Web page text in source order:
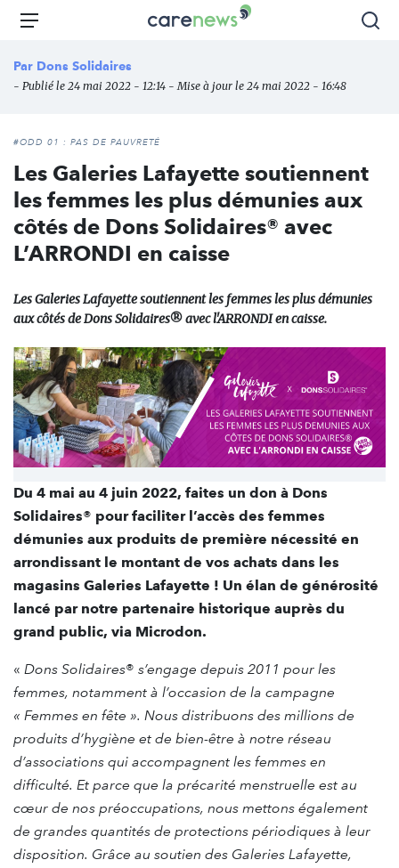
Aller
principal
Carenews,
des
l'engagement
Menu
Par Dons Solidaires
- Publié le 24 mai 2022 - 12:14 - Mise à jour le 24 mai 2022 - 16:48
#ODD 01 : PAS DE PAUVRETÉ
Les Galeries Lafayette soutiennent
les femmes les plus démunies aux
côtés de Dons Solidaires® avec
L’ARRONDI en caisse
Les Galeries Lafayette soutiennent les femmes les plus démunies
aux côtés de Dons Solidaires® avec l'ARRONDI en caisse.
Du 4 mai au 4 juin 2022, faites un don à Dons
Solidaires® pour faciliter l’accès des femmes
démunies aux produits de première nécessité en
arrondissant le montant de vos achats dans les
magasins Galeries Lafayette ! Un élan de générosité
lancé par notre partenaire historique auprès du
grand public, via Microdon.
« Dons Solidaires® s’engage depuis 2011 pour les
femmes, notamment à l’occasion de la campagne
« Femmes en fête ». Nous distribuons des millions de
produits d’hygiène et de bien-être à notre réseau
d’associations qui accompagnent les femmes en
difficulté. Et parce que la précarité menstruelle est au
cœur de nos préoccupations, nous mettons également
de grandes quantités de protections périodiques à leur
disposition. Grâce au soutien des Galeries Lafayette,